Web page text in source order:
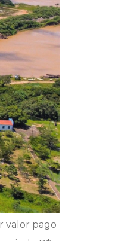
valor pago